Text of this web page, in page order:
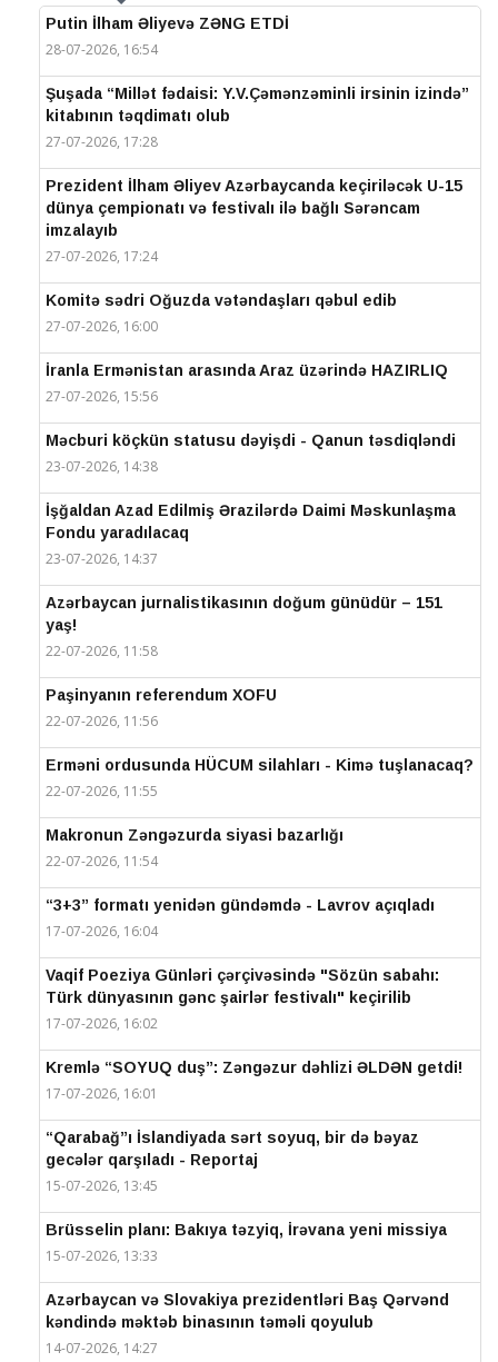
Putin İlham Əliyevə ZƏNG ETDİ
28-07-2026, 16:54
Şuşada “Millət fədaisi: Y.V.Çəmənzəminli irsinin izində”
kitabının təqdimatı olub
27-07-2026, 17:28
Prezident İlham Əliyev Azərbaycanda keçiriləcək U-15
dünya çempionatı və festivalı ilə bağlı Sərəncam
imzalayıb
27-07-2026, 17:24
Komitə sədri Oğuzda vətəndaşları qəbul edib
27-07-2026, 16:00
İranla Ermənistan arasında Araz üzərində HAZIRLIQ
27-07-2026, 15:56
Məcburi köçkün statusu dəyişdi - Qanun təsdiqləndi
23-07-2026, 14:38
İşğaldan Azad Edilmiş Ərazilərdə Daimi Məskunlaşma
Fondu yaradılacaq
23-07-2026, 14:37
Azərbaycan jurnalistikasının doğum günüdür – 151
yaş!
22-07-2026, 11:58
Paşinyanın referendum XOFU
22-07-2026, 11:56
Erməni ordusunda HÜCUM silahları - Kimə tuşlanacaq?
22-07-2026, 11:55
Makronun Zəngəzurda siyasi bazarlığı
22-07-2026, 11:54
“3+3” formatı yenidən gündəmdə - Lavrov açıqladı
17-07-2026, 16:04
Vaqif Poeziya Günləri çərçivəsində "Sözün sabahı:
Türk dünyasının gənc şairlər festivalı" keçirilib
17-07-2026, 16:02
Kremlə “SOYUQ duş”: Zəngəzur dəhlizi ƏLDƏN getdi!
17-07-2026, 16:01
“Qarabağ”ı İslandiyada sərt soyuq, bir də bəyaz
gecələr qarşıladı - Reportaj
15-07-2026, 13:45
Brüsselin planı: Bakıya təzyiq, İrəvana yeni missiya
15-07-2026, 13:33
Azərbaycan və Slovakiya prezidentləri Baş Qərvənd
kəndində məktəb binasının təməli qoyulub
14-07-2026, 14:27